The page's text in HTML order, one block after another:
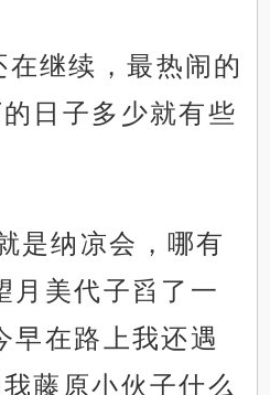
继续，最热闹的
日子多少就有些
是纳凉会，哪有
月美代子舀了一
早在路上我还遇
藤原小伙子什么